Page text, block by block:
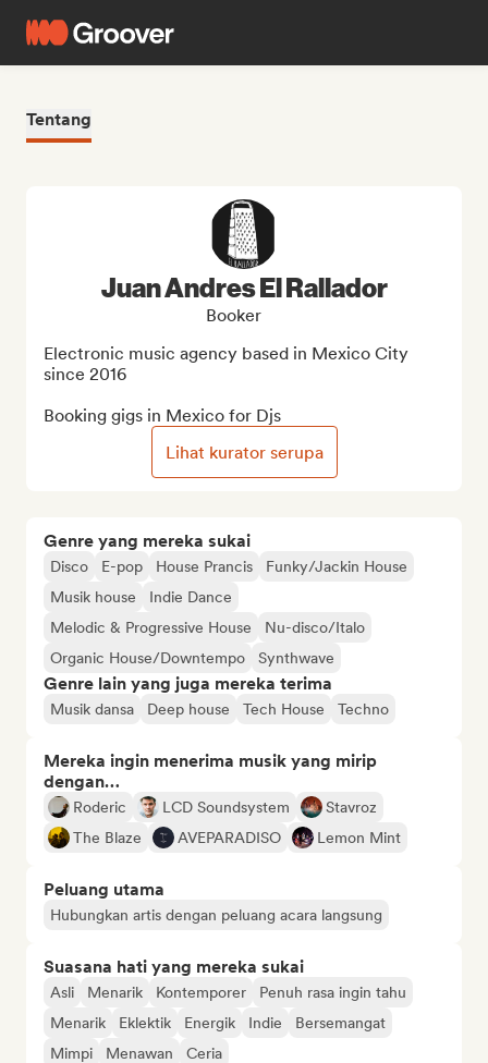
Tentang
Genre yang mereka sukai
Disco E-pop House Prancis
Funky/Jackin House
Musik house
Indie Dance
Melodic & Progressive House
Nu-disco/Italo
Organic House/Downtempo
Synthwave
Genre lain yang juga mereka terima
Musik dansa Deep house Tech House Techno
Mereka ingin menerima musik yang mirip
dengan…
Roderic LCD Soundsystem
Stavroz
The Blaze
AVEPARADISO Lemon Mint
Peluang utama
Hubungkan artis dengan peluang acara langsung
Suasana hati yang mereka sukai
Asli Menarik Kontemporer
Penuh rasa ingin tahu
Menarik
Eklektik Energik Indie
Bersemangat
Mimpi
Menawan Ceria
Juan Andres El Rallador
Booker
Electronic music agency based in Mexico City
since 2016
Booking gigs in Mexico for Djs
Lihat kurator serupa